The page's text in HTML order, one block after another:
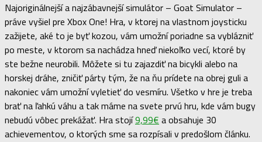
Najoriginálnejší a najzábavnejší simulátor – Goat Simulator –
práve vyšiel pre Xbox One! Hra, v ktorej na vlastnom joysticku
zažijete, aké to je byť kozou, vám umožní poriadne sa vyblázniť
po meste, v ktorom sa nachádza hneď niekoľko vecí, ktoré by
ste bežne neurobili. Môžete si tu zajazdiť na bicykli alebo na
horskej dráhe, zničiť párty tým, že na ňu prídete na obrej guli a
nakoniec vám umožní vyletieť do vesmíru. Všetko v hre je treba
brať na ľahkú váhu a tak máme na svete prvú hru, kde vám bugy
nebudú vôbec prekážať. Hra stojí9,99€ a obsahuje 30
achievementov, o ktorých sme sa rozpísali v predošlom článku.